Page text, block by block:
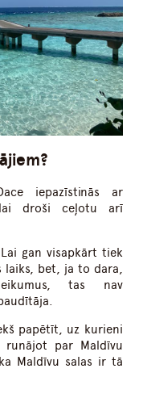
iepazīstinās ar
droši ceļotu arī
gan visapkārt tiek
laiks, bet, ja to dara,
tas nav
papētīt, uz kurieni
par Maldīvu
Maldīvu salas ir tā